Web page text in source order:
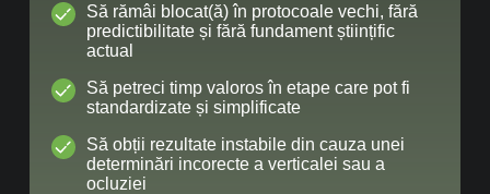
Să rămâi blocat(ă) în protocoale vechi, fără
predictibilitate și fără fundament științific
actual
Să petreci timp valoros în etape care pot fi
standardizate și simplificate
Să obții rezultate instabile din cauza unei
determinări incorecte a verticalei sau a
ocluziei